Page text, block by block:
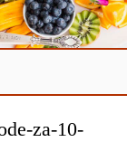
za-10-